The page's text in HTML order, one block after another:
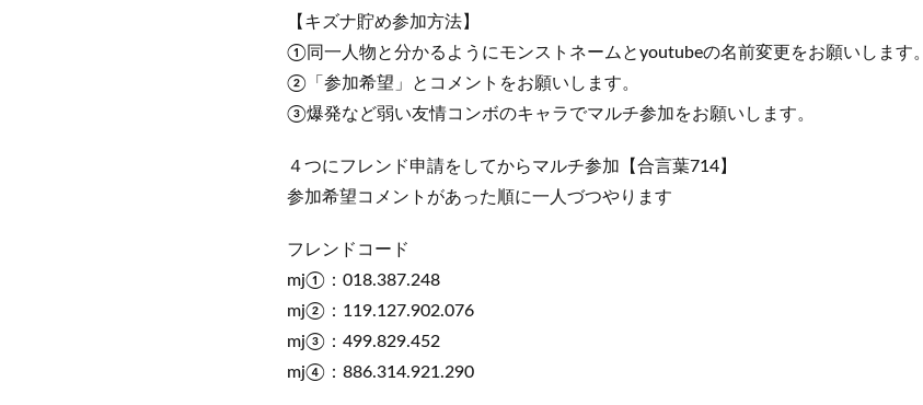
【キズナ貯め参加方法】
①同一人物と分かるようにモンストネームとyoutubeの名前変更をお願いします。
②「参加希望」とコメントをお願いします。
③爆発など弱い友情コンボのキャラでマルチ参加をお願いします。
４つにフレンド申請をしてからマルチ参加【合言葉714】
参加希望コメントがあった順に一人づつやります
フレンドコード
mj①：018.387.248
mj②：119.127.902.076
mj③：499.829.452
mj④：886.314.921.290